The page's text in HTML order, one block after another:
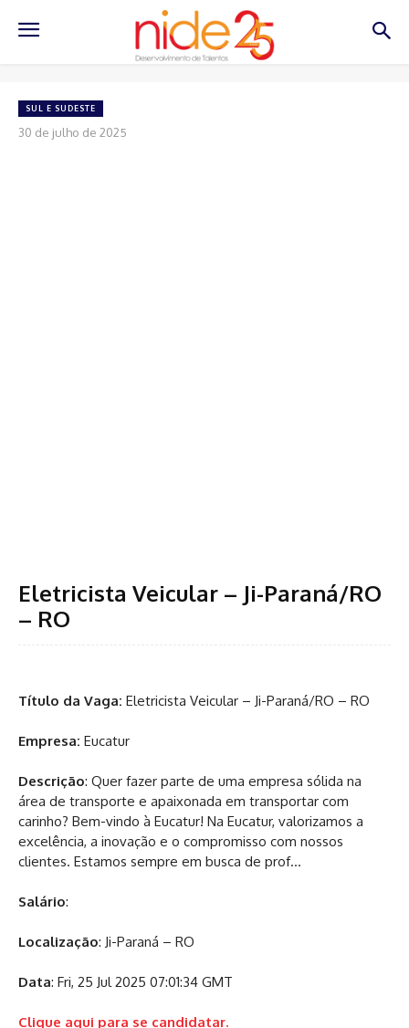
SUL E SUDESTE
30 de julho de 2025
Eletricista Veicular – Ji-Paraná/RO
– RO
Título da Vaga: Eletricista Veicular – Ji-Paraná/RO – RO
Empresa: Eucatur
Descrição: Quer fazer parte de uma empresa sólida na
área de transporte e apaixonada em transportar com
carinho? Bem-vindo à Eucatur! Na Eucatur, valorizamos a
excelência, a inovação e o compromisso com nossos
clientes. Estamos sempre em busca de prof…
Salário:
Localização: Ji-Paraná – RO
Data: Fri, 25 Jul 2025 07:01:34 GMT
Clique aqui para se candidatar.